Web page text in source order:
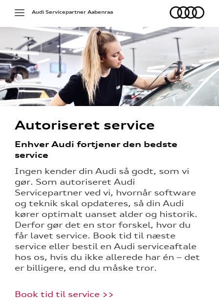
værkstedet
5 år?
Toggle
navigation
Audi
Audi Servicepartner Aabenraa
Autoriseret service
Enhver Audi fortjener den bedste
service
Ingen kender din Audi så godt, som vi
gør. Som autoriseret Audi
Servicepartner ved vi, hvornår software
og teknik skal opdateres, så din Audi
kører optimalt uanset alder og historik.
Derfor gør det en stor forskel, hvor du
får lavet service. Book tid til næste
service eller bestil en Audi serviceaftale
hos os, hvis du ikke allerede har én – det
er billigere, end du måske tror.
Book tid til service >>